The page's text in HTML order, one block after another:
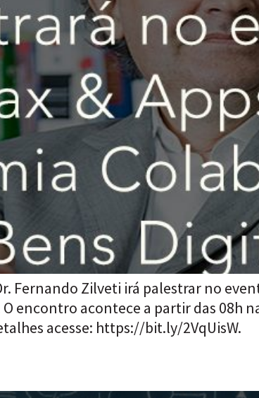
Fernando Zilveti irá palestrar no
encontro acontece a partir das 08h
acesse: https://bit.ly/2VqUisW.